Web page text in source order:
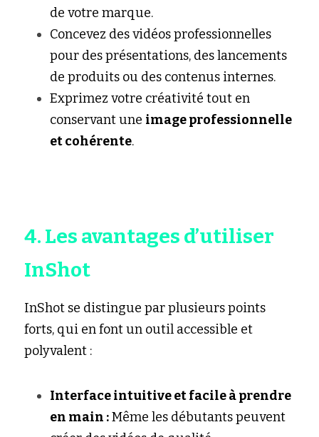
de votre marque.
Concevez des vidéos professionnelles
pour des présentations, des lancements
de produits ou des contenus internes.
Exprimez votre créativité tout en
conservant une image professionnelle
et cohérente.
4. Les avantages d’utiliser
InShot
InShot se distingue par plusieurs points
forts, qui en font un outil accessible et
polyvalent :
Interface intuitive et facile à prendre
en main : Même les débutants peuvent